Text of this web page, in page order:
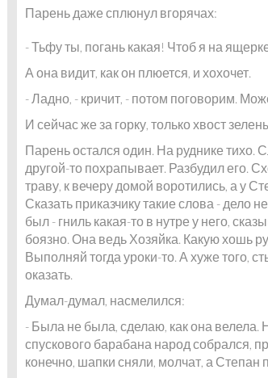
Парень даже сплюнул вгорячах:
- Тьфу ты, погань какая! Чтоб я на
А она видит, как он плюется, и хохочет.
- Ладно, - кричит, - потом поговорим.
И сейчас же за горку, только хвост
Парень остался один. На руднике тихо.
другой-то похрапывает. Разбудил его.
траву, к вечеру домой воротились, а у
Сказать приказчику такие слова - дело
был - гниль какая-то в нутре у него,
боязно. Она ведь Хозяйка. Какую хошь
Выполняй тогда уроки-то. А хуже того,
оказать.
Думал-думал, насмелился:
- Была не была, сделаю, как она велела.
спускового барабана народ собрался,
конечно, шапки сняли, молчат, а Степан